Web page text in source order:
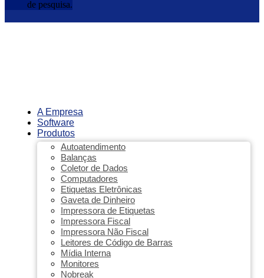
de pesquisa.
A Empresa
Software
Produtos
Autoatendimento
Balanças
Coletor de Dados
Computadores
Etiquetas Eletrônicas
Gaveta de Dinheiro
Impressora de Etiquetas
Impressora Fiscal
Impressora Não Fiscal
Leitores de Código de Barras
Mídia Interna
Monitores
Nobreak